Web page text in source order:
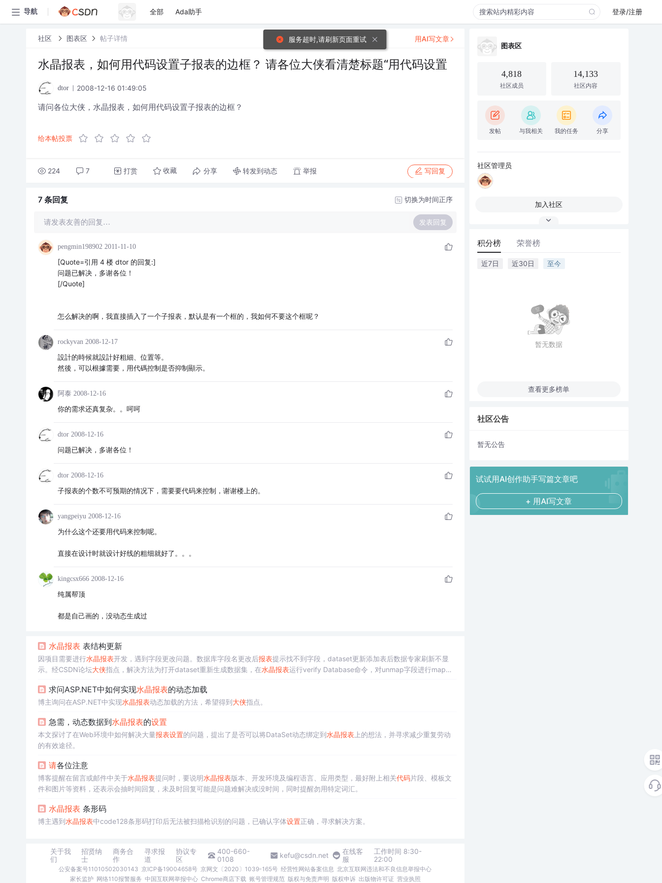
导航 全部 Ada助手 登录/注册
社区 图表区 帖子详情
水晶报表，如何用代码设置子报表的边框？ 请各位大侠看清楚标题“用代码设置
dtor 2008-12-16 01:49:05
请问各位大侠，水晶报表，如何用代码设置子报表的边框？
给本帖投票
224 7 打赏 收藏 分享 转发到动态 举报 写回复
用AI写文章
7 条回复 切换为时间正序
请发表友善的回复… 发表回复
pengmin198902 2011-11-10
[Quote=引用 4 楼 dtor 的回复:]
问题已解决，多谢各位！
[/Quote]
怎么解决的啊，我直接插入了一个子报表，默认是有一个框的，我如何不要这个框呢？
rockyvan 2008-12-17
設計的時候就設計好粗細、位置等。
然後，可以根據需要，用代碼控制是否抑制顯示。
阿泰 2008-12-16
你的需求还真复杂。。呵呵
dtor 2008-12-16
问题已解决，多谢各位！
dtor 2008-12-16
子报表的个数不可预期的情况下，需要要代码来控制，谢谢楼上的。
yangpeiyu 2008-12-16
为什么这个还要用代码来控制呢。
直接在设计时就设计好线的粗细就好了。。。
kingcsx666 2008-12-16
纯属帮顶
都是自己画的，没动态生成过
水晶报表 表结构更新
因项目需要进行水晶报表开发，遇到字段更改问题。数据库字段名更改后报表提示找不到字段，dataset更新添加表后数据专家刷新不显
示。经CSDN论坛大侠指点，解决方法为打开dataset重新生成数据集，在水晶报表运行verify Database命令，对unmap字段进行map操
求问ASP.NET中如何实现水晶报表的动态加载
博主询问在ASP.NET中实现水晶报表动态加载的方法，希望得到大侠指点。
急需，动态数据到水晶报表的设置
本文探讨了在Web环境中如何解决大量报表设置的问题，提出了是否可以将DataSet动态绑定到水晶报表 上的想法，并寻求减少重复劳动
的有效途径。
请各位注意
博客提醒在留言或邮件中关于水晶报表提问时，要说明水晶报表版本、开发环境及编程语言、应用类型，最好附上相关代码片段、模板文
件和图片等资料，还表示会抽时间回复，未及时回复可能是问题难解决或没时间，同时提醒勿用特定词汇。
水晶报表 条形码
博主遇到水晶报表中code128条形码打印后无法被扫描枪识别的问题，已确认字体设置正确，寻求解决方案。
关于我
们
招贤纳
士
商务合
作
寻求报
道
协议专
区
400-660-
0108
kefu@csdn.net
在线客
服
工作时间 8:30-
22:00
公安备案号11010502030143 京ICP备19004658号 京网文〔2020〕1039-165号 经营性网站备案信息 北京互联网违法和不良信息举报中心
家长监护 网络110报警服务 中国互联网举报中心 Chrome商店下载 账号管理规范 版权与免责声明 版权申诉 出版物许可证 营业执照
图表区
4,818
社区成员
14,133
社区内容
发帖 与我相关 我的任务 分享
社区管理员
加入社区
积分榜 荣誉榜
近7日 近30日 至今
暂无数据
查看更多榜单
社区公告
暂无公告
试试用AI创作助手写篇文章吧
+ 用AI写文章
服务超时,请刷新页面重试